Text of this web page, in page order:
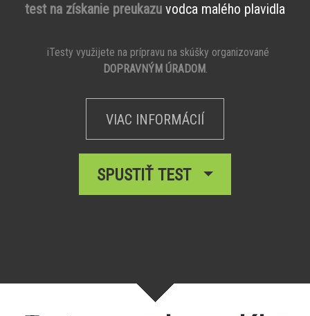
test na získanie preukazu vodca malého plavidla
iTesty využijete na prípravu na skúšky organizované
DOPRAVNÝM ÚRADOM.
VIAC INFORMÁCIÍ
SPUSTIŤ TEST